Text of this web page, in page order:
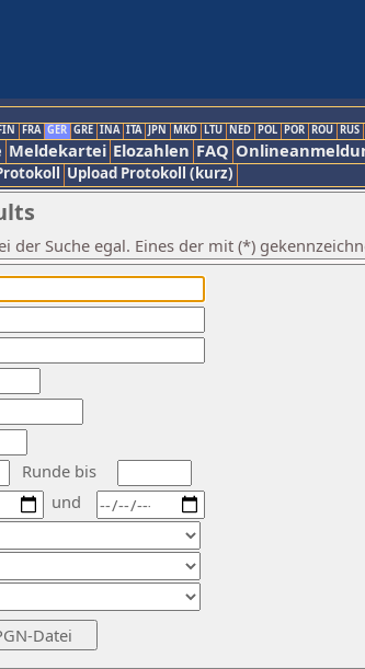
FRA GER GRE INA ITA JPN MKD LTU NED POL POR ROU RUS
Meldekartei Elozahlen FAQ
Upload Protokoll (kurz)
der Suche egal. Eines der mit (*)
Runde bis
und